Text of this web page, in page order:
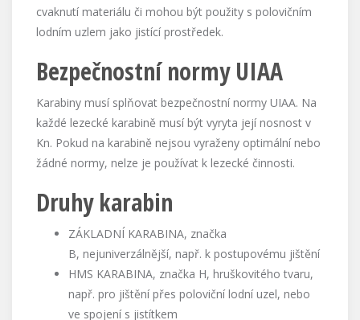
cvaknutí materiálu či mohou být použity s polovičním
lodním uzlem jako jistící prostředek.
Bezpečnostní normy UIAA
Karabiny musí splňovat bezpečnostní normy UIAA. Na
každé lezecké karabině musí být vyryta její nosnost v
Kn. Pokud na karabině nejsou vyraženy optimální nebo
žádné normy, nelze je používat k lezecké činnosti.
Druhy karabin
ZÁKLADNÍ KARABINA, značka
B, nejuniverzálnější, např. k postupovému jištění
HMS KARABINA, značka H, hruškovitého tvaru,
např. pro jištění přes poloviční lodní uzel, nebo
ve spojení s jistítkem